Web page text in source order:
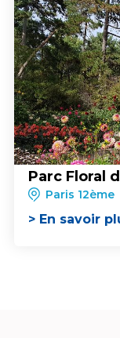
Parc Floral
Paris 12ème
> En savoir